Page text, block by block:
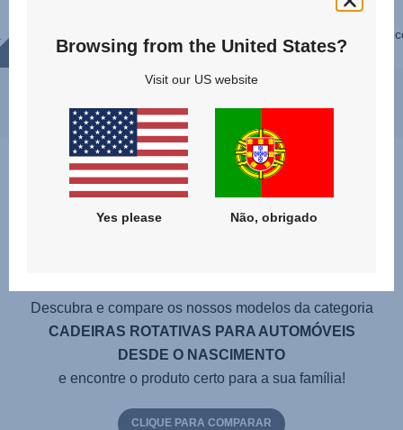
e fácil colocar e retirar a sua criança ...
Qual é o melhor produto para
Descubra e compare os nossos modelos da categoria
CADEIRAS ROTATIVAS PARA AUTOMÓVEIS
DESDE O NASCIMENTO
e encontre o produto certo para a sua família!
CLIQUE PARA COMPARAR
Browsing from the United States?
Visit our US website
Yes please Não, obrigado